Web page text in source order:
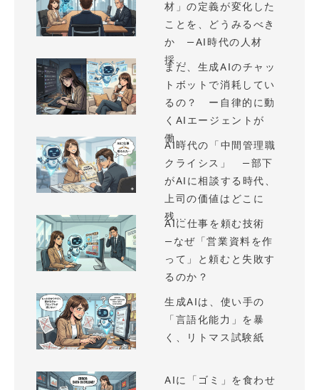
材」の定義が変化した
ことを、どうみるべき
か —AI時代の人材
採...
まだ、生成AIのチャッ
トボットで消耗してい
るの？ ー自律的に動
くAIエージェントが
働...
AI時代の「中間管理職
クライシス」 —部下
がAIに相談する時代、
上司の価値はどこに
残...
AIに仕事を頼む技術
—なぜ「営業資料を作
って」と頼むと失敗す
るのか？
生成AIは、使い手の
「言語化能力」を暴
く、リトマス試験紙
AIに「ゴミ」を食わせ